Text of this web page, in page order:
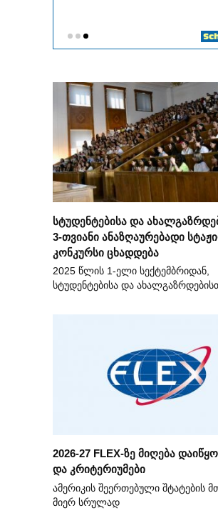
სტუდენტებისა და
3-თვიანი ანაზღაურებადი
კონკურსი ცხადდება
2025 წლის 1-ელი სექტემბრიდან,
სტუდენტებისა და
2026-27 FLEX-ზე მიღება
და კრიტერიუმები
ამერიკის შეერთებული შტატების
მიერ სრულად